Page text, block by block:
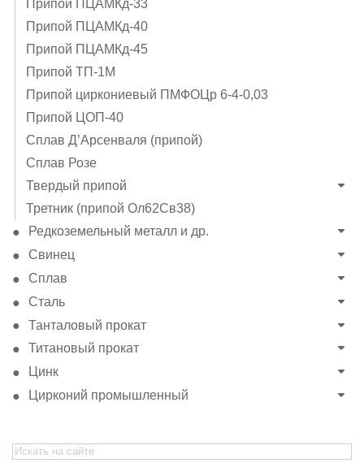
Припой ПЦАМКд-33
Припой ПЦАМКд-40
Припой ПЦАМКд-45
Припой ТП-1М
Припой циркониевый ПМФОЦр 6-4-0,03
Припой ЦОП-40
Сплав Д’Арсенваля (припой)
Сплав Розе
Твердый припой
Третник (припой Ол62Св38)
Редкоземельный металл и др.
Свинец
Сплав
Сталь
Танталовый прокат
Титановый прокат
Цинк
Цирконий промышленный
Search
for: